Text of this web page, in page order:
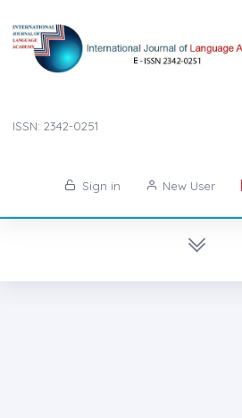
ISSN: 2342-0251
Sign in New User